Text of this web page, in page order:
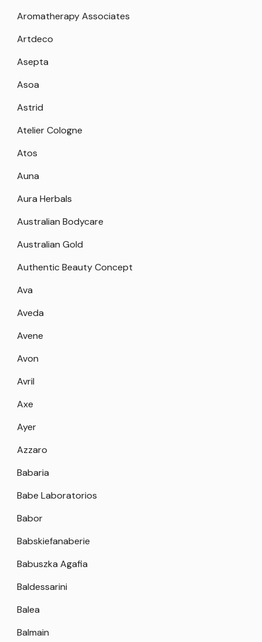
Aromatherapy Associates
Artdeco
Asepta
Asoa
Astrid
Atelier Cologne
Atos
Auna
Aura Herbals
Australian Bodycare
Australian Gold
Authentic Beauty Concept
Ava
Aveda
Avene
Avon
Avril
Axe
Ayer
Azzaro
Babaria
Babe Laboratorios
Babor
Babskiefanaberie
Babuszka Agafia
Baldessarini
Balea
Balmain